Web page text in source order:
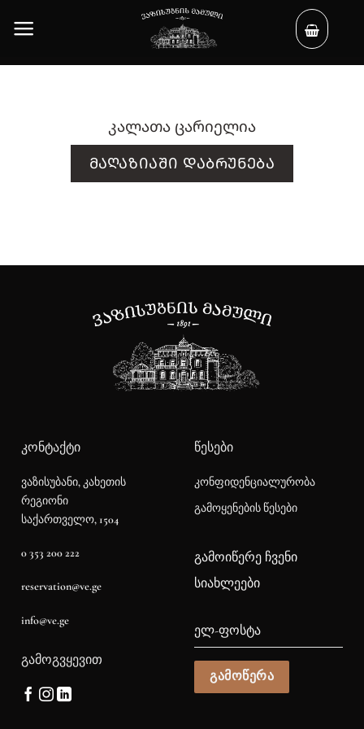
კალათა ცარიელია
ᲛᲐᲦᲐᲖᲘᲐᲨᲘ ᲓᲐᲑᲠᲣᲜᲔᲑᲐ
ᲙᲝᲜᲢᲐᲥᲢᲘ
ვაზისუბანი, კახეთის
რეგიონი
საქართველო, 1504
0 353 200 222
reservation@ve.ge
info@ve.ge
ᲬᲔᲡᲔᲑᲘ
კონფიდენციალურობა
გამოყენების წესები
ᲒᲐᲛᲝᲒᲕᲧᲔᲕᲘᲗ
ᲒᲐᲛᲝᲘᲬᲔᲠᲔ ᲩᲕᲔᲜᲘ
ᲡᲘᲐᲮᲚᲔᲔᲑᲘ